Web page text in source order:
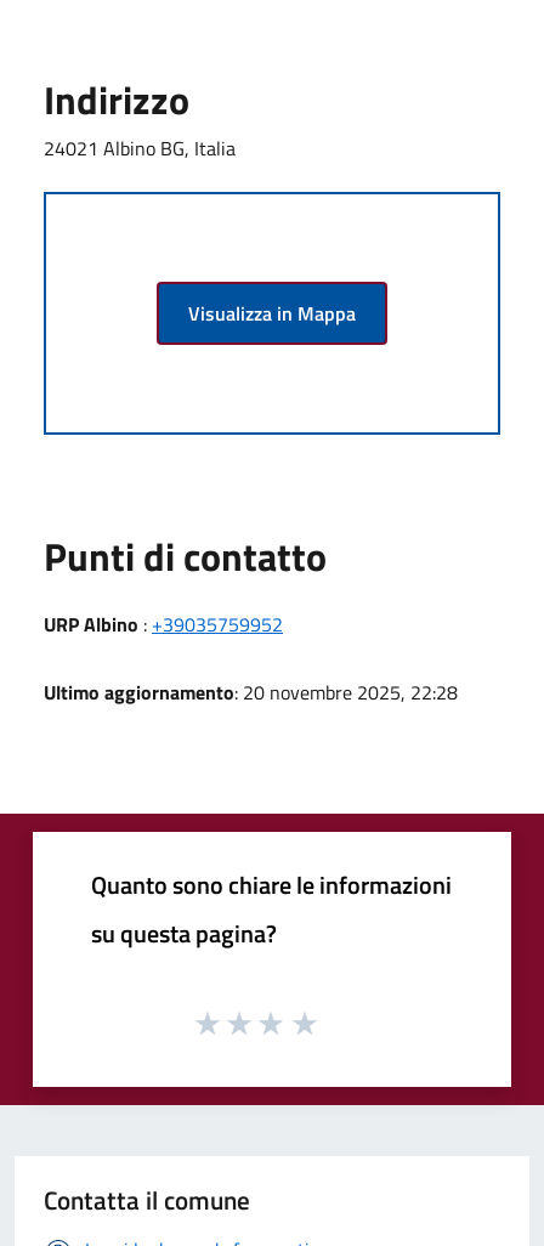
Indirizzo
24021 Albino BG, Italia
Visualizza in Mappa
Punti di contatto
URP Albino : +39035759952
Ultimo aggiornamento: 20 novembre 2025, 22:28
Quanto sono chiare le informazioni
su questa pagina?
Contatta il comune